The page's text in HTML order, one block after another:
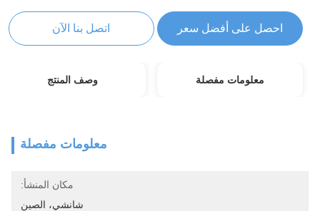
احصل على أفضل سعر اتصل بنا الآن
معلومات مفصلة وصف المنتج
معلومات مفصلة
مكان المنشأ:
شانشي، الصين